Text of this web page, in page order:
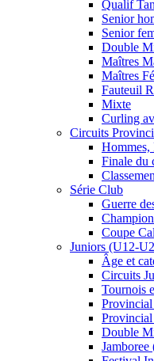
Qualif
Senior
Senior
Double
Maîtres
Maîtres
Fauteuil
Mixte
Curling
Circuits
Hommes,
Finale du
Série Club
Guerre
Coupe
Juniors (U12-
Âge et
Circuits
Tournois
Double